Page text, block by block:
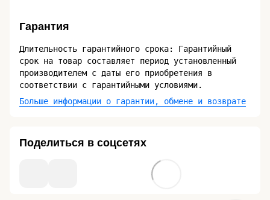
Гарантия
Длительность гарантийного срока: Гарантийный
срок на товар составляет период установленный
производителем с даты его приобретения в
соответствии с гарантийными условиями.
Больше информации о гарантии, обмене и возврате
Поделиться в соцсетях